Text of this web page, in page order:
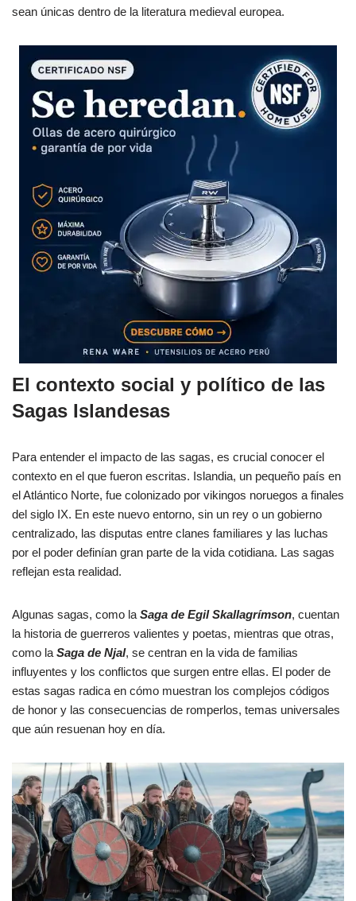
sean únicas dentro de la literatura medieval europea.
El contexto social y político de las
Sagas Islandesas
Para entender el impacto de las sagas, es crucial conocer el
contexto en el que fueron escritas. Islandia, un pequeño país en
el Atlántico Norte, fue colonizado por vikingos noruegos a finales
del siglo IX. En este nuevo entorno, sin un rey o un gobierno
centralizado, las disputas entre clanes familiares y las luchas
por el poder definían gran parte de la vida cotidiana. Las sagas
reflejan esta realidad.
Algunas sagas, como la Saga de Egil Skallagrímson, cuentan
la historia de guerreros valientes y poetas, mientras que otras,
como la Saga de Njal, se centran en la vida de familias
influyentes y los conflictos que surgen entre ellas. El poder de
estas sagas radica en cómo muestran los complejos códigos
de honor y las consecuencias de romperlos, temas universales
que aún resuenan hoy en día.